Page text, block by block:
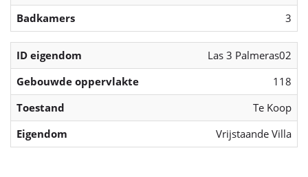
Badkamers
3
ID eigendom
Las 3 Palmeras02
Gebouwde oppervlakte
118
Toestand
Te Koop
Eigendom
Vrijstaande Villa